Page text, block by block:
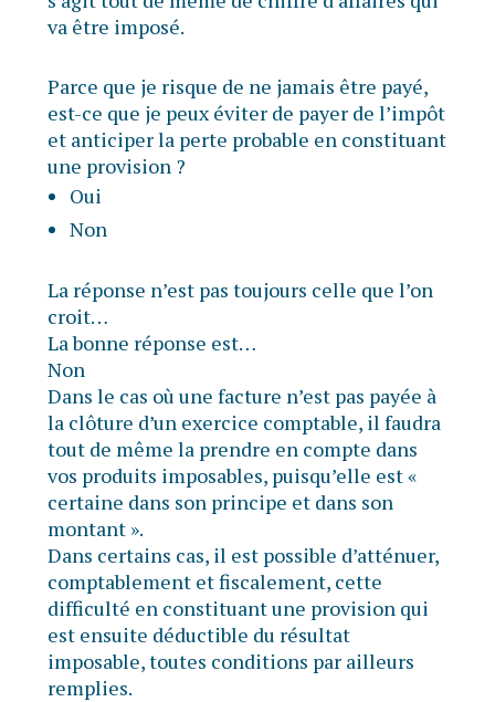
va être imposé.
Parce que je risque de ne jamais être payé,
est-ce que je peux éviter de payer de l’impôt
et anticiper la perte probable en constituant
une provision ?
Oui
Non
La réponse n’est pas toujours celle que l’on
croit…
La bonne réponse est…
Non
Dans le cas où une facture n’est pas payée à
la clôture d’un exercice comptable, il faudra
tout de même la prendre en compte dans
vos produits imposables, puisqu’elle est «
certaine dans son principe et dans son
montant ».
Dans certains cas, il est possible d’atténuer,
comptablement et fiscalement, cette
difficulté en constituant une provision qui
est ensuite déductible du résultat
imposable, toutes conditions par ailleurs
remplies.